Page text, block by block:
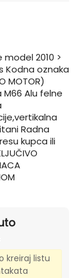
model 2010 >
Kodna oznaka
MOTOR)
Alu felne
Radna
kupca ili
kreiraj listu